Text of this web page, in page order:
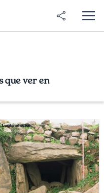
que ver en
Lusitanohector